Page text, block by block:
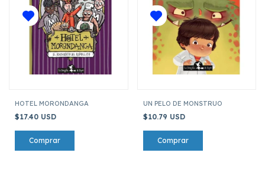
HOTEL MORONDANGA
$17.40 USD
UN PELO DE MONSTRUO
$10.79 USD